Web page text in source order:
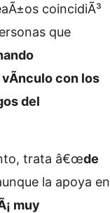
coincidiÃ³
que
con los
del
trata â€œde
la apoya en
muy